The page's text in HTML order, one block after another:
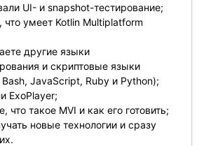
UI- и snapshot-тестирование;
что умеет Kotlin Multiplatform
другие языки
и скриптовые языки
JavaScript, Ruby и Python);
ExoPlayer;
что такое MVI и как его готовить;
новые технологии и сразу